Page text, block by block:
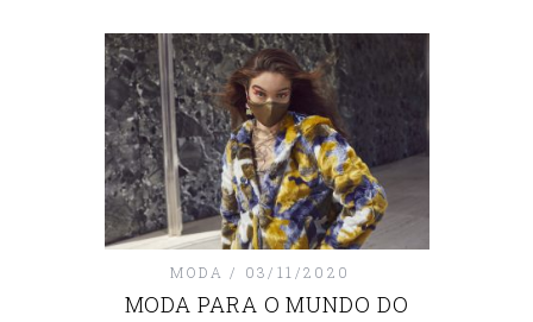
MODA 03/11/2020
MODA PARA O MUNDO DO